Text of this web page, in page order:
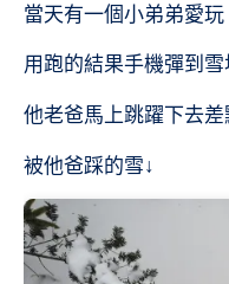
當天有一個小弟弟愛玩
用跑的結果手機彈到雪
他老爸馬上跳躍下去
被他爸踩的雪↓